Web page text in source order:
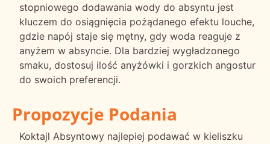
stopniowego dodawania wody do absyntu jest
kluczem do osiągnięcia pożądanego efektu louche,
gdzie napój staje się mętny, gdy woda reaguje z
anyżem w absyncie. Dla bardziej wygładzonego
smaku, dostosuj ilość anyżówki i gorzkich angostur
do swoich preferencji.
Propozycje Podania
Koktajl Absyntowy najlepiej podawać w kieliszku